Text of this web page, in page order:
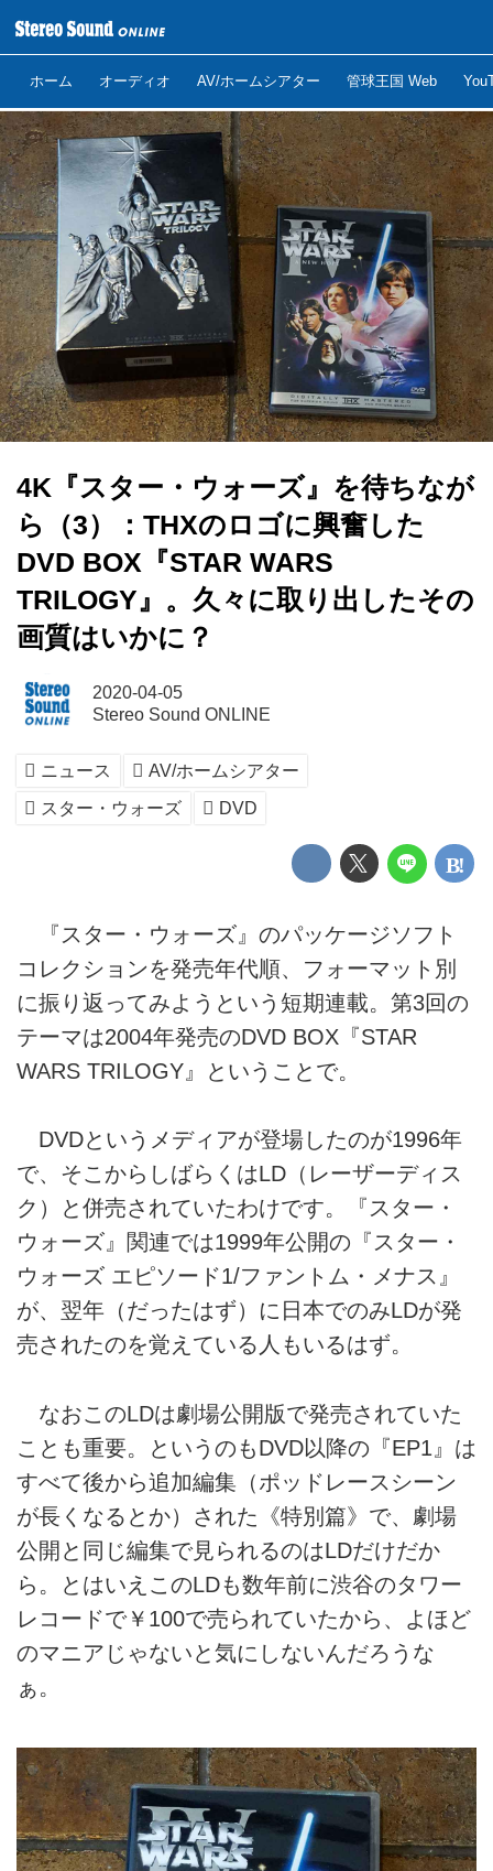
ホーム オーディオ AV/ホームシアター 管球王国 Web
4K『スター・ウォーズ』を待ちなが
ら（3）：THXのロゴに興奮した
DVD BOX『STAR WARS
TRILOGY』。久々に取り出したその
画質はいかに？
2020-04-05
Stereo Sound ONLINE
ニュース
AV/ホームシアター
スター・ウォーズ
DVD
『スター・ウォーズ』のパッケージソフト
コレクションを発売年代順、フォーマット別
に振り返ってみようという短期連載。第3回の
テーマは2004年発売のDVD BOX『STAR
WARS TRILOGY』ということで。
DVDというメディアが登場したのが1996年
で、そこからしばらくはLD（レーザーディス
ク）と併売されていたわけです。『スター・
ウォーズ』関連では1999年公開の『スター・
ウォーズ エピソード1/ファントム・メナス』
が、翌年（だったはず）に日本でのみLDが発
売されたのを覚えている人もいるはず。
なおこのLDは劇場公開版で発売されていた
ことも重要。というのもDVD以降の『EP1』は
すべて後から追加編集（ポッドレースシーン
が長くなるとか）された《特別篇》で、劇場
公開と同じ編集で見られるのはLDだけだか
ら。とはいえこのLDも数年前に渋谷のタワー
レコードで￥100で売られていたから、よほど
のマニアじゃないと気にしないんだろうな
ぁ。